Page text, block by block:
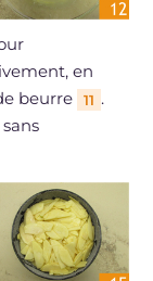
en
beurre
11 .